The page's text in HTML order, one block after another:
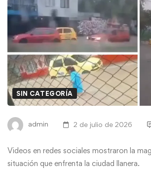
SIN CATEGORÍA
admin 2 de julio de 2026
Videos en redes sociales mostraron la
situación que enfrenta la ciudad llanera.